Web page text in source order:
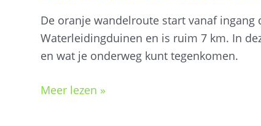
De oranje wandelroute start vanaf ingang
Waterleidingduinen en is ruim 7 km. In
en wat je onderweg kunt tegenkomen.
Meer lezen »